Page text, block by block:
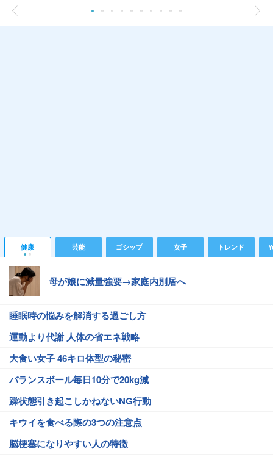
健康 芸能 ゴシップ 女子 トレンド
母が娘に減量強要→家庭内別居へ
睡眠時の悩みを解消する過ごし方
運動より代謝 人体の省エネ戦略
大食い女子 46キロ体型の秘密
バランスボール毎日10分で20kg減
躁状態引き起こしかねないNG行動
キウイを食べる際の3つの注意点
脳梗塞になりやすい人の特徴